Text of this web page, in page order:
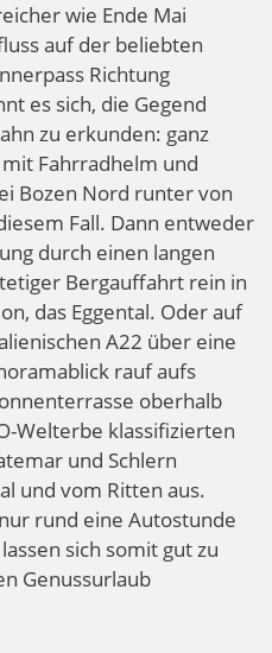
wie Ende Mai
auf der beliebten
Richtung
es sich, die Gegend
zu erkunden: ganz
Fahrradhelm und
Bozen Nord runter von
Fall. Dann entweder
durch einen langen
Bergauffahrt rein in
das Eggental. Oder auf
A22 über eine
rauf aufs
oberhalb
Welterbe klassifizierten
und Schlern
und vom Ritten aus.
rund eine Autostunde
sich somit gut zu
Genussurlaub